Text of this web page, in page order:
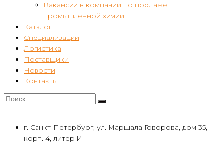
Вакансии в компании по продаже
промышленной химии
Каталог
Специализации
Логистика
Поставщики
Новости
Контакты
г. Санкт-Петербург, ул. Маршала Говорова, дом 35,
корп. 4, литер И